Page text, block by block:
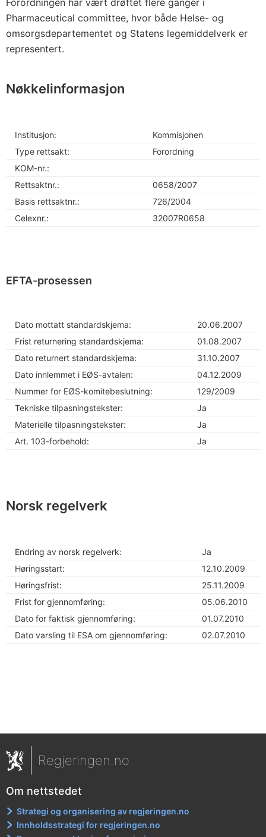
Forordningen har vært drøftet flere ganger i
Pharmaceutical committee, hvor både Helse- og
omsorgsdepartementet og Statens legemiddelverk er
representert.
Nøkkelinformasjon
Institusjon:
Kommisjonen
Type rettsakt:
Forordning
KOM-nr.:
Rettsaktnr.:
0658/2007
Basis rettsaktnr.:
726/2004
Celexnr.:
32007R0658
EFTA-prosessen
Dato mottatt standardskjema:
20.06.2007
Frist returnering standardskjema:
01.08.2007
Dato returnert standardskjema:
31.10.2007
Dato innlemmet i EØS-avtalen:
04.12.2009
Nummer for EØS-komitebeslutning:
129/2009
Tekniske tilpasningstekster:
Ja
Materielle tilpasningstekster:
Ja
Art. 103-forbehold:
Ja
Norsk regelverk
Endring av norsk regelverk:
Ja
Høringsstart:
12.10.2009
Høringsfrist:
25.11.2009
Frist for gjennomføring:
05.06.2010
Dato for faktisk gjennomføring:
01.07.2010
Dato varsling til ESA om gjennomføring:
02.07.2010
Regjeringen.no
Om nettstedet
Strategi og organisering av regjeringen.no
Innholdsstrategi for regjeringen.no